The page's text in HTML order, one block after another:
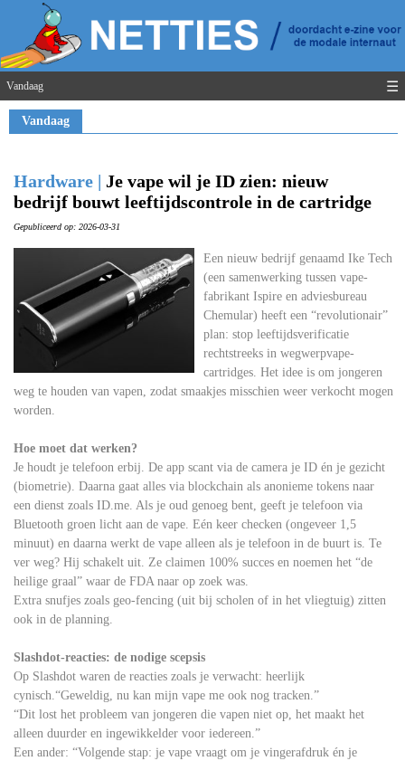
Vandaag ☰
Vandaag
Hardware | Je vape wil je ID zien: nieuw
bedrijf bouwt leeftijdscontrole in de cartridge
Gepubliceerd op: 2026-03-31
Een nieuw bedrijf genaamd Ike Tech
(een samenwerking tussen vape-
fabrikant Ispire en adviesbureau
Chemular) heeft een “revolutionair”
plan: stop leeftijdsverificatie
rechtstreeks in wegwerpvape-
cartridges. Het idee is om jongeren
weg te houden van vapen, zodat smaakjes misschien weer verkocht mogen
worden.
Hoe moet dat werken?
Je houdt je telefoon erbij. De app scant via de camera je ID én je gezicht
(biometrie). Daarna gaat alles via blockchain als anonieme tokens naar
een dienst zoals ID.me. Als je oud genoeg bent, geeft je telefoon via
Bluetooth groen licht aan de vape. Eén keer checken (ongeveer 1,5
minuut) en daarna werkt de vape alleen als je telefoon in de buurt is. Te
ver weg? Hij schakelt uit. Ze claimen 100% succes en noemen het “de
heilige graal” waar de FDA naar op zoek was.
Extra snufjes zoals geo-fencing (uit bij scholen of in het vliegtuig) zitten
ook in de planning.
Slashdot-reacties: de nodige scepsis
Op Slashdot waren de reacties zoals je verwacht: heerlijk
cynisch.“Geweldig, nu kan mijn vape me ook nog tracken.”
“Dit lost het probleem van jongeren die vapen niet op, het maakt het
alleen duurder en ingewikkelder voor iedereen.”
Een ander: “Volgende stap: je vape vraagt om je vingerafdruk én je